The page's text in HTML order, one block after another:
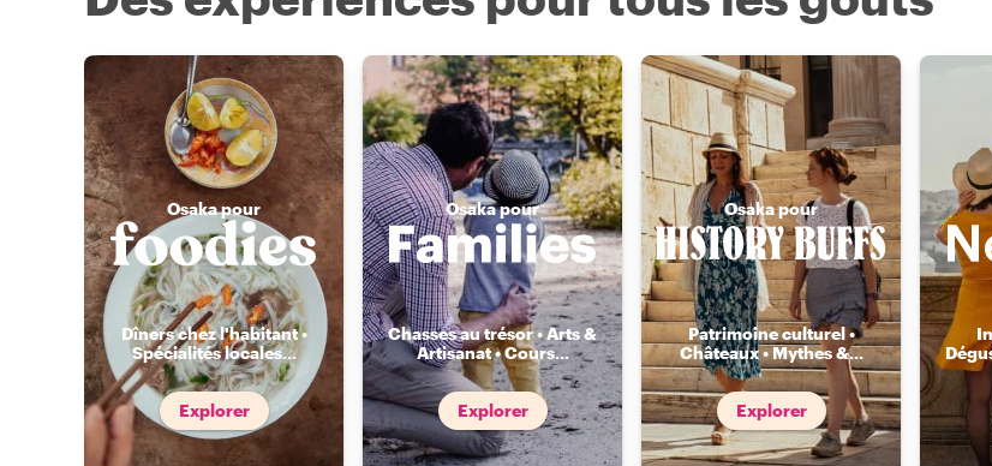
Osaka pour
Dîners chez l'habitant •
Spécialités locales...
Explorer
Osaka pour
Chasses au trésor • Arts &
Artisanat • Cours...
Explorer
Osaka pour
Patrimoine culturel •
Châteaux • Mythes &...
Explorer